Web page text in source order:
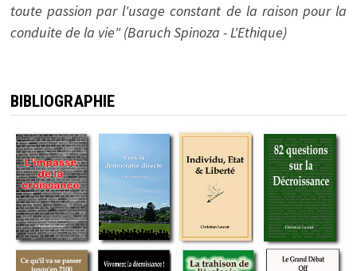
toute passion par l'usage constant de la raison pour la
conduite de la vie" (Baruch Spinoza - L'Ethique)
BIBLIOGRAPHIE